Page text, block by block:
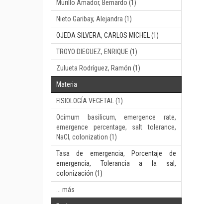
Murillo Amador, Bernardo (1)
Nieto Garibay, Alejandra (1)
OJEDA SILVERA, CARLOS MICHEL (1)
TROYO DIEGUEZ, ENRIQUE (1)
Zulueta Rodríguez, Ramón (1)
Materia
FISIOLOGÍA VEGETAL (1)
Ocimum basilicum, emergence rate,
emergence percentage, salt tolerance,
NaCl, colonization (1)
Tasa de emergencia, Porcentaje de
emergencia, Tolerancia a la sal,
colonización (1)
... más